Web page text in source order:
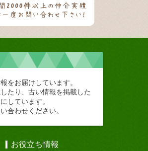
をお届けしています。
たり、古い情報を掲載した
しています。
合わせください。
お役立ち情報